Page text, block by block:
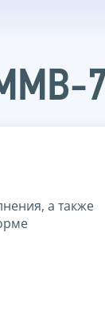
а также